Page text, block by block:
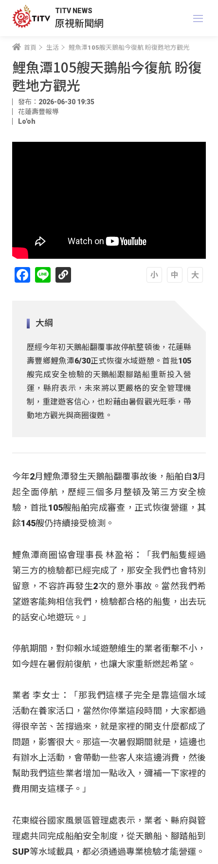
TITV NEWS
原視新聞網
首頁 生活 鯉魚潭105艘天鵝船今復航 盼復甦地方觀光
鯉魚潭105艘天鵝船今復航 盼復
甦地方觀光
發布：2026-06-30 19:35
花蓮壽豐報導
Lo'oh
Facebook
Line
大綱
歷經今年初天鵝船翻覆事故停航整頓後，花蓮縣
壽豐鄉鯉魚潭6/30正式恢復水域遊憩。首批105
艘完成安全檢驗的天鵝船跟腳踏船重新投入營
運，縣府表示，未來將以更嚴格的安全管理機
制，重建遊客信心，也盼藉由暑假觀光旺季，帶
動地方觀光與商圈復甦。
今年2月鯉魚潭發生天鵝船翻覆事故後，船舶自3月
起全面停航，歷經三個多月整頓及第三方安全檢
驗，首批105艘船舶完成審查，正式恢復營運，其
餘145艘仍持續接受檢測。
鯉魚潭商圈協會理事長 林盈裕：「我們船隻經過
第三方的檢驗都已經完成了，那安全我們也會特別
留意，不容許再發生2次的意外事故。當然我們希
望遊客能夠相信我們，檢驗都合格的船隻，出去玩
的話安心地遊玩 。」
停航期間，對仰賴水域遊憩維生的業者衝擊不小，
如今趕在暑假前復航，也讓大家重新燃起希望 。
業者 李女士：「那我們這樣子完全是靠這個水域
活動在養家活口，當然你停業這段時間，大家都過
得很辛苦、苦撐過來，就是家裡的開支什麼都成了
問題，影響很大。那這一次暑假期間就是，這邊也
有辦水上活動，會帶動一些客人來這邊消費，然後
幫助我們這些業者增加一點收入，彌補一下家裡的
費用開支這樣子 。」
花東縱谷國家風景區管理處表示，業者、縣府與管
理處共同完成船舶安全制度，從天鵝船、腳踏船到
SUP等水域載具，都必須通過專業檢驗才能營運 。